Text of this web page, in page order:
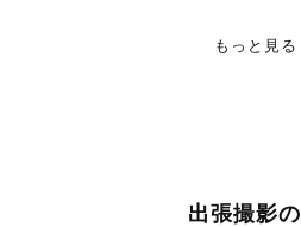
ありのままの空気感を大切に、何十
ィを身につけたプロのカメラマンが
もっと見る
出張撮影